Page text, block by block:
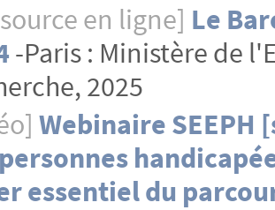
en ligne] Le
-Paris : Ministère de
2025
Webinaire
essentiel du